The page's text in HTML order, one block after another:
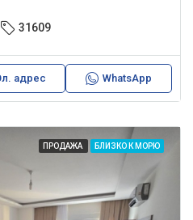
31609
адрес WhatsApp
ПРОДАЖА БЛИЗКО К МОРЮ